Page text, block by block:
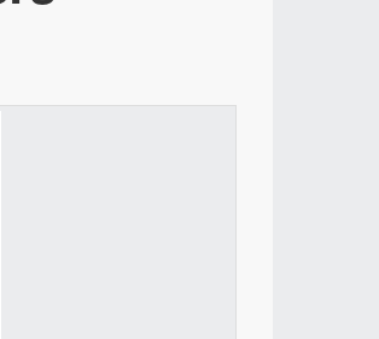
jäsenyydestä
yhteyttä